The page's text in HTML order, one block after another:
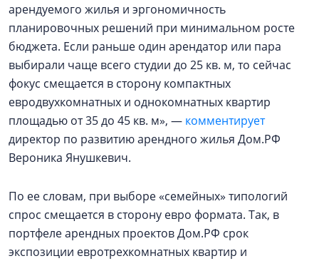
арендуемого жилья и эргономичность
планировочных решений при минимальном росте
бюджета. Если раньше один арендатор или пара
выбирали чаще всего студии до 25 кв. м, то сейчас
фокус смещается в сторону компактных
евродвухкомнатных и однокомнатных квартир
площадью от 35 до 45 кв. м», — комментирует
директор по развитию арендного жилья Дом.РФ
Вероника Янушкевич.
По ее словам, при выборе «семейных» типологий
спрос смещается в сторону евро формата. Так, в
портфеле арендных проектов Дом.РФ срок
экспозиции евротрехкомнатных квартир и